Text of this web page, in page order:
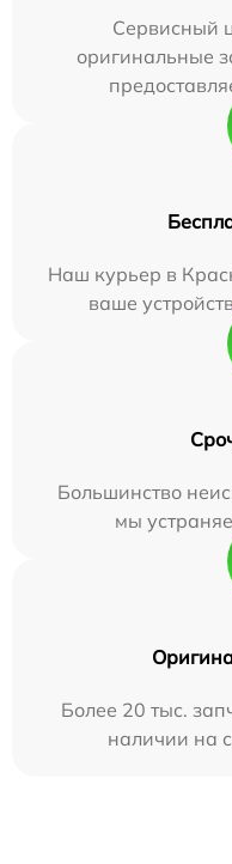
Сервисный
оригинальные
Наш курьер в
ваше
Большинство
мы
Более 20 тыс.
наличии на